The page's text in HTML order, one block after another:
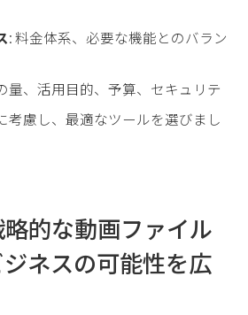
: 料金体系、必要な機能とのバラン
量、活用目的、予算、セキュリテ
考慮し、最適なツールを選びまし
的な動画ファイル
ネスの可能性を広